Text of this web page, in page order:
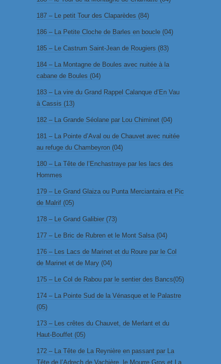
187 – Le petit Tour des Claparèdes (84)
186 – La Petite Cloche de Barles en boucle (04)
185 – Le Castrum Saint-Jean de Rougiers (83)
184 – La Montagne de Boules avec nuitée à la
cabane de Boules (04)
183 – La vire du Grand Rappel Calanque d’En Vau
à Cassis (13)
182 – La Grande Séolane par Lou Chiminet (04)
181 – La Pointe d’Aval ou de Chauvet avec nuitée
au refuge du Chambeyron (04)
180 – La Tête de l’Enchastraye par les lacs des
Hommes
179 – Le Grand Glaiza ou Punta Merciantaira et Pic
de Malrif (05)
178 – Le Grand Galibier (73)
177 – Le Bric de Rubren et le Mont Salsa (04)
176 – Les Lacs de Marinet et du Roure par le Col
de Marinet et de Mary (04)
175 – Le Col de Rabou par le sentier des Bancs(05)
174 – La Pointe Sud de la Vénasque et le Palastre
(05)
173 – Les crêtes du Chauvet, de Merlant et du
Haut-Bouffet (05)
172 – La Tête de La Reynière en passant par La
Tête de l’Adrech de Vachière, le Mourre Gros et La